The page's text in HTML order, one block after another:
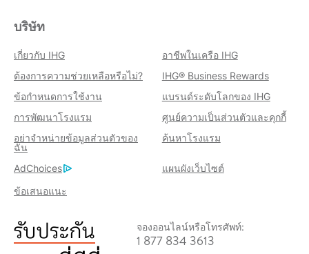
บริษัท
เกี่ยวกับ IHG
อาชีพในเครือ IHG
ต้องการความช่วยเหลือหรือไม่?
IHG® Business Rewards
ข้อกำหนดการใช้งาน
แบรนด์ระดับโลกของ IHG
การพัฒนาโรงแรม
ศูนย์ความเป็นส่วนตัวและคุกกี้
อย่าจำหน่ายข้อมูลส่วนตัวของ
ฉัน
ค้นหาโรงแรม
AdChoices
แผนผังเว็บไซต์
ข้อเสนอแนะ
จองออนไลน์หรือโทรศัพท์:
1 877 834 3613